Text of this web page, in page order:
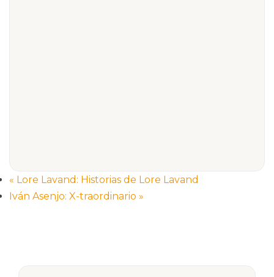
« Lore Lavand: Historias de Lore Lavand
Iván Asenjo: X-traordinario »